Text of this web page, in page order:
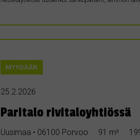
MYYDÄÄN
25.2.2026
Paritalo rivitaloyhtiössä
Uusimaa • 06100 Porvoo 91 m²